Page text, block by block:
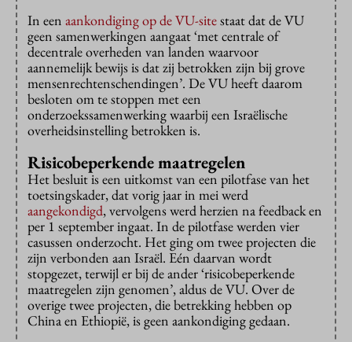
In een aankondiging op de VU-sitestaat dat de VU
geen samenwerkingen aangaat ‘met centrale of
decentrale overheden van landen waarvoor
aannemelijk bewijs is dat zij betrokken zijn bij grove
mensenrechtenschendingen’. De VU heeft daarom
besloten om te stoppen met een
onderzoekssamenwerking waarbij een Israëlische
overheidsinstelling betrokken is.
Risicobeperkende maatregelen
Het besluit is een uitkomst van een pilotfase van het
toetsingskader, dat vorig jaar in mei werd
aangekondigd, vervolgens werd herzien na feedback en
per 1 september ingaat. In de pilotfase werden vier
casussen onderzocht. Het ging om twee projecten die
zijn verbonden aan Israël. Eén daarvan wordt
stopgezet, terwijl er bij de ander ‘risicobeperkende
maatregelen zijn genomen’, aldus de VU. Over de
overige twee projecten, die betrekking hebben op
China en Ethiopië, is geen aankondiging gedaan.